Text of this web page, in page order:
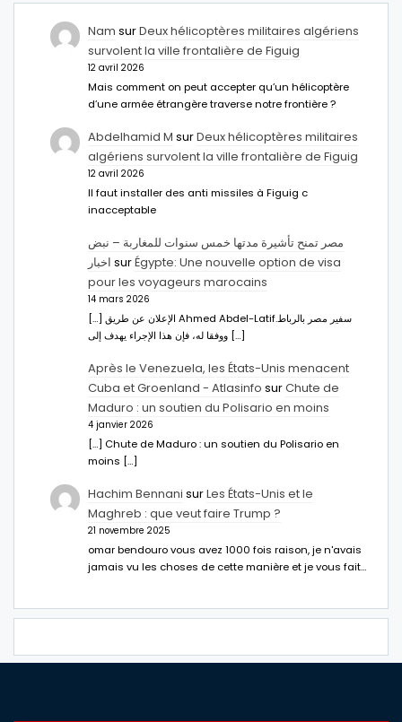
Nam surDeux hélicoptères militaires algériens
survolent la ville frontalière de Figuig
12 avril 2026
Mais comment on peut accepter qu’un hélicoptère
d’une armée étrangère traverse notre frontière ?
Abdelhamid M surDeux hélicoptères militaires
algériens survolent la ville frontalière de Figuig
12 avril 2026
Il faut installer des anti missiles à Figuig c
inacceptable
مصر تمنح تأشيرة مدتها خمس سنوات للمغاربة – نبض
اخبار surÉgypte: Une nouvelle option de visa
pour les voyageurs marocains
14 mars 2026
[…] الإعلان عن طريق Ahmed Abdel-Latifسفير مصر بالرباط.
ووفقا له، فإن هذا الإجراء يهدف إلى […]
Après le Venezuela, les États-Unis menacent
Cuba et Groenland - Atlasinfo surChute de
Maduro : un soutien du Polisario en moins
4 janvier 2026
[…] Chute de Maduro : un soutien du Polisario en
moins […]
Hachim Bennani surLes États-Unis et le
Maghreb : que veut faire Trump ?
21 novembre 2025
omar bendouro vous avez 1000 fois raison, je n'avais
jamais vu les choses de cette manière et je vous fait…